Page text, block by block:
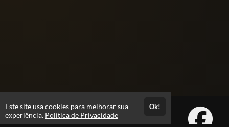
Este site usa cookies para melhorar sua
experiência. Política de Privacidade
Ok!